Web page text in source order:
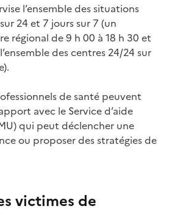
l’ensemble des situations
24 et 7 jours sur 7 (un
régional de 9 h 00 à 18 h 30 et
des centres 24/24 sur
de santé peuvent
avec le Service d’aide
qui peut déclencher une
ou proposer des stratégies de
victimes de